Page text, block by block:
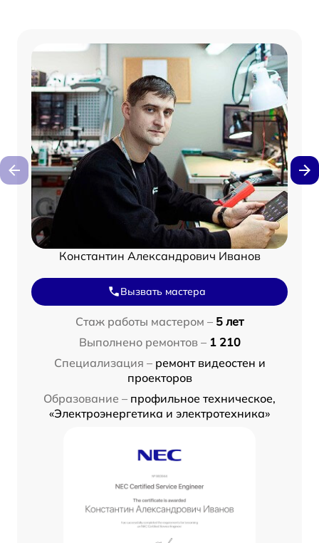
Константин Александрович Иванов
Вызвать мастера
Стаж работы мастером – 5 лет
Выполнено ремонтов – 1 210
Специализация – ремонт видеостен и
проекторов
Образование – профильное техническое,
«Электроэнергетика и электротехника»